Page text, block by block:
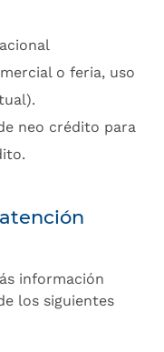
o feria, uso
neo crédito para
información
los siguientes